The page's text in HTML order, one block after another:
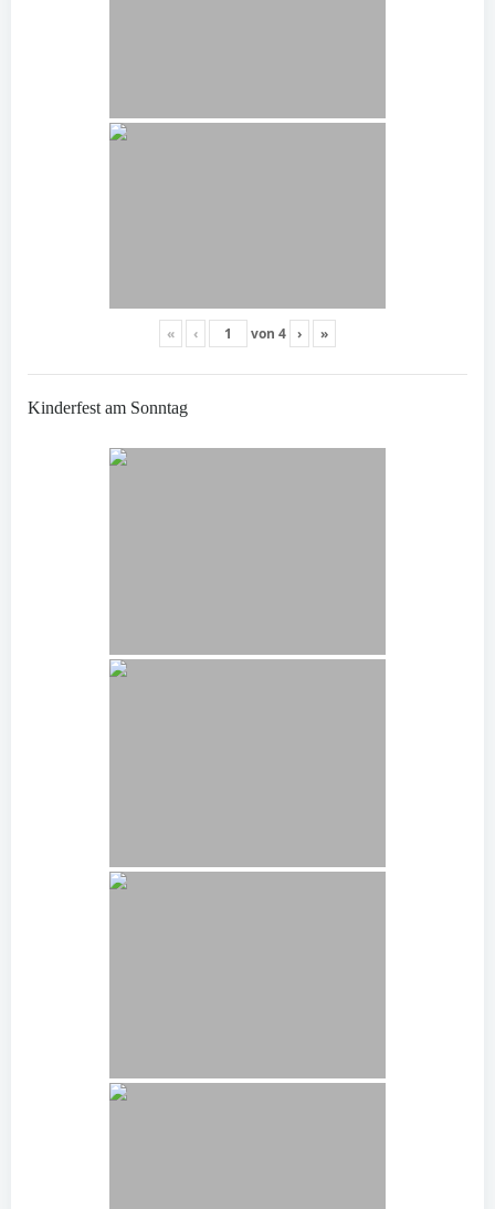
« ‹ von 4 › »
Kinderfest am Sonntag